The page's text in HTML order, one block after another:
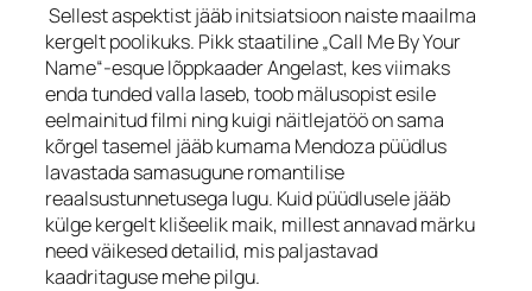
Sellest aspektist jääb initsiatsioon naiste maailma
kergelt poolikuks. Pikk staatiline „Call Me By Your
Name“-esquelõppkaader Angelast, kes viimaks
enda tunded valla laseb, toob mälusopist esile
eelmainitud filmi ning kuigi näitlejatöö on sama
kõrgel tasemel jääb kumama Mendoza püüdlus
lavastada samasugune romantilise
reaalsustunnetusega lugu. Kuid püüdlusele jääb
külge kergelt klišeelik maik, millest annavad märku
need väikesed detailid, mis paljastavad
kaadritaguse mehe pilgu.